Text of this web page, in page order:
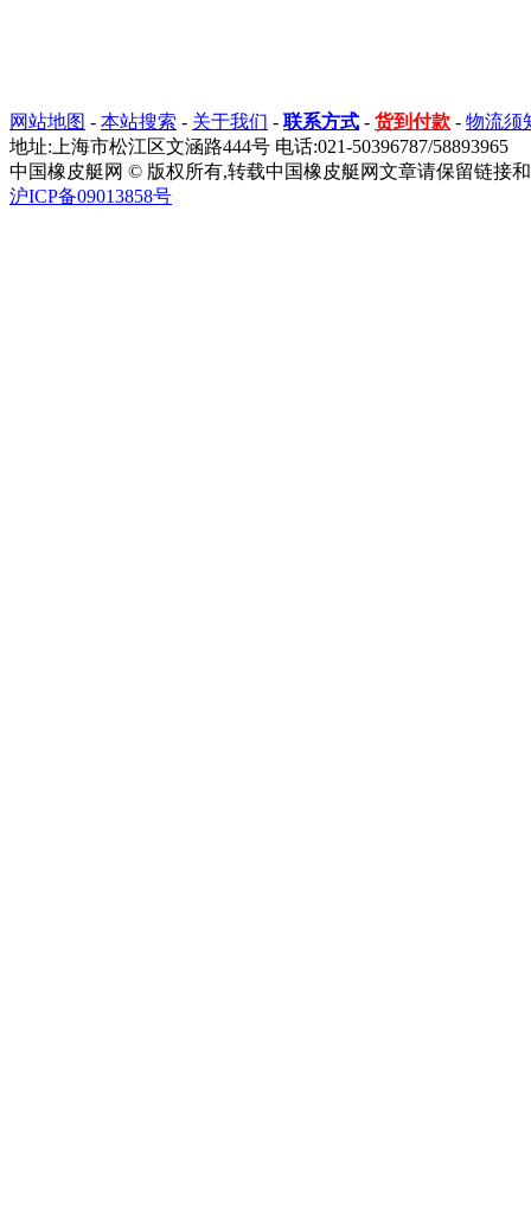
网站地图 - 本站搜索 - 关于我们 - 联系方式 - 货到付款 - 物流须
地址:上海市松江区文涵路444号 电话:021-50396787/58893965
中国橡皮艇网 © 版权所有,转载中国橡皮艇网文章请保留链接
沪ICP备09013858号